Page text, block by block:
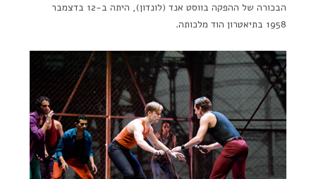
הבכורה של ההפקה בווסט אנד (לונדון), היתה ב-12 בדצמבר
1958 בתיאטרון הוד מלכותה.